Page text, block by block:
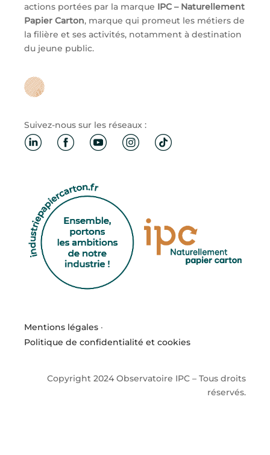
actions portées par la marque IPC – Naturellement
Papier Carton, marque qui promeut les métiers de
la filière et ses activités, notamment à destination
du jeune public.
Suivez-nous sur les réseaux :
Mentions légales ·
Politique de confidentialité et cookies
Copyright 2024 Observatoire IPC – Tous droits
réservés.